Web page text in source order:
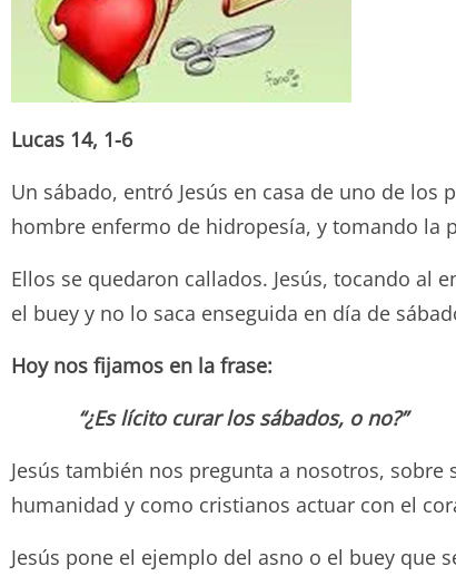
Lucas 14, 1-6
Un sábado, entró Jesús en casa de uno de
hombre enfermo de hidropesía, y tomando la
Ellos se quedaron callados. Jesús, tocando al
el buey y no lo saca enseguida en día de
Hoy nos fijamos en la frase:
“¿Es lícito curar los sábados, o no?”
Jesús también nos pregunta a nosotros,
humanidad y como cristianos actuar con el
Jesús pone el ejemplo del asno o el buey que